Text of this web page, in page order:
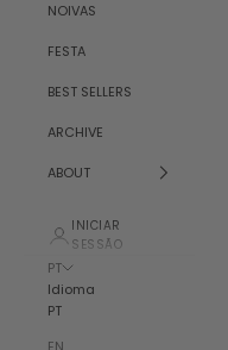
NOIVAS
FESTA
BEST SELLERS
ARCHIVE
ABOUT
INICIAR
SESSÃO
PT
Idioma
PT